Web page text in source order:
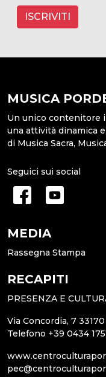
ISCRIVITI
MUSICA
Un unico contenitore
una attività dinamica
di Musica Sacra,
Seguici sui social
MEDIA
Rassegna Stampa
RECAPITI
PRESENZA E
Via Concordia, 7
Telefono +39 0434